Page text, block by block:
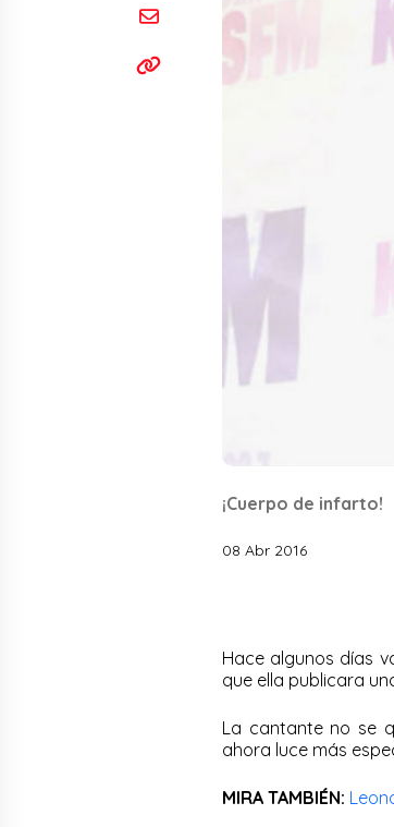
¡Cuerpo de infarto!
08 Abr 2016
Hace algunos días
que ella publicara
La cantante no se
ahora luce más
MIRA TAMBIÉN: